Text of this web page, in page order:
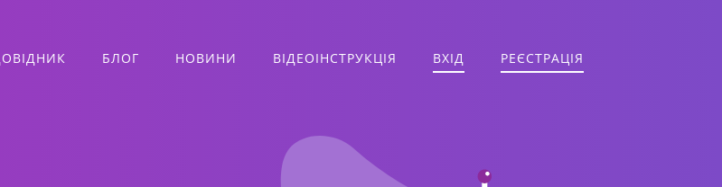
БЛОГ НОВИНИ ВІДЕОІНСТРУКЦІЯ ВХІД РЕЄСТРАЦІЯ